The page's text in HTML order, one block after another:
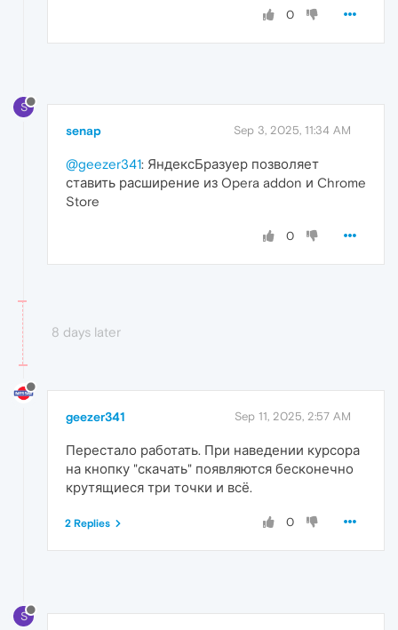
0
S
senap Sep 3, 2025, 11:34 AM
@geezer341: ЯндексБразуер позволяет
ставить расширение из Opera addon и Chrome
Store
0
8 days later
geezer341 Sep 11, 2025, 2:57 AM
Перестало работать. При наведении курсора
на кнопку "скачать" появляются бесконечно
крутящиеся три точки и всё.
0
2 Replies
S